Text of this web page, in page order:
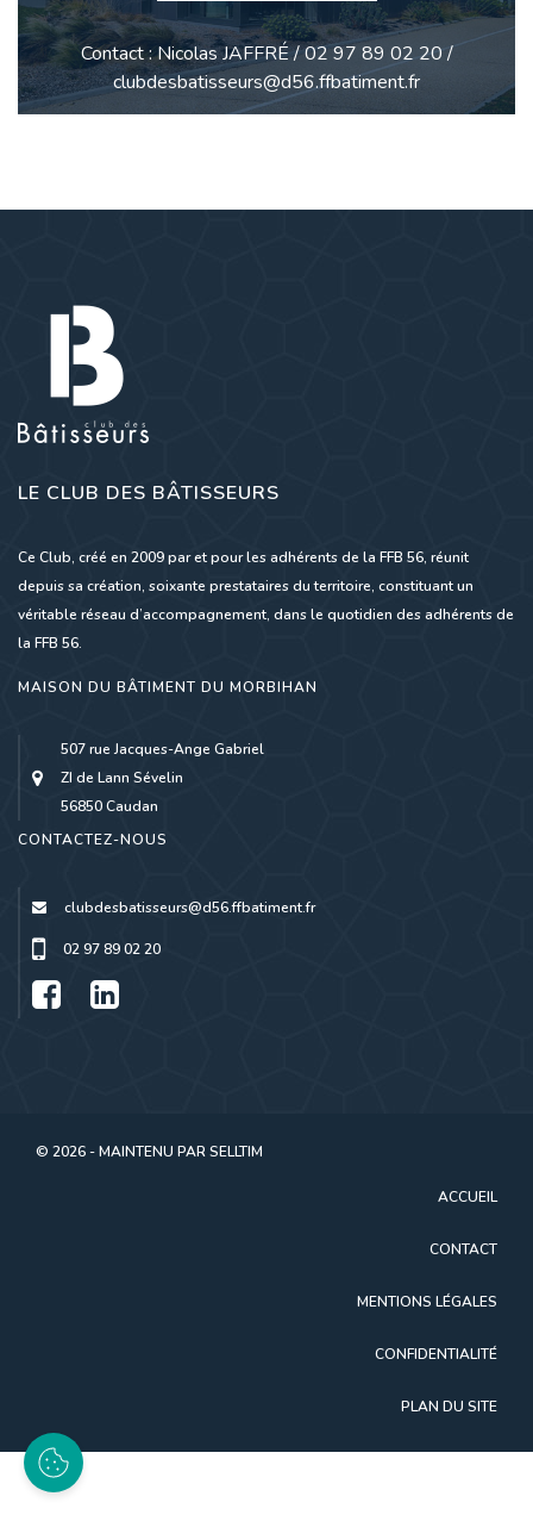
Contact : Nicolas JAFFRÉ / 02 97 89 02 20 /
clubdesbatisseurs@d56.ffbatiment.fr
LE CLUB DES BÂTISSEURS
Ce Club, créé en 2009 par et pour les adhérents de la FFB 56, réunit
depuis sa création, soixante prestataires du territoire, constituant un
véritable réseau d’accompagnement, dans le quotidien des adhérents de
la FFB 56.
MAISON DU BÂTIMENT DU MORBIHAN
507 rue Jacques-Ange Gabriel
ZI de Lann Sévelin
56850 Caudan
CONTACTEZ-NOUS
clubdesbatisseurs@d56.ffbatiment.fr
02 97 89 02 20
© 2026 - MAINTENU PARSELLTIM
ACCUEIL
CONTACT
MENTIONS LÉGALES
CONFIDENTIALITÉ
PLAN DU SITE